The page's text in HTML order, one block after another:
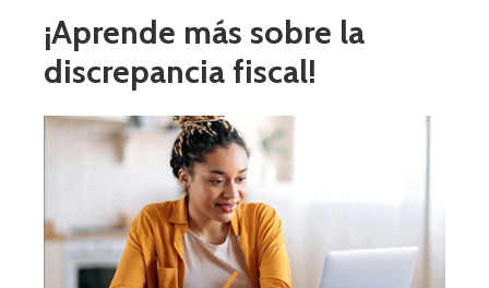
¡Aprende más sobre la
discrepancia fiscal!